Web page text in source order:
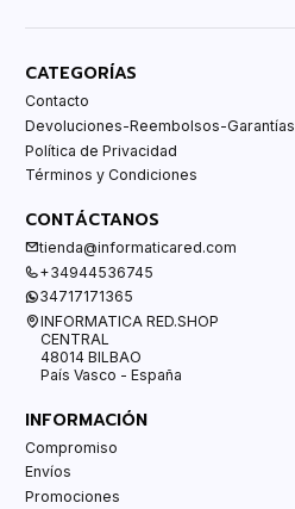
CATEGORÍAS
Contacto
Devoluciones-Reembolsos-Garantías
Política de Privacidad
Términos y Condiciones
CONTÁCTANOS
tienda@informaticared.com
+34944536745
34717171365
INFORMATICA RED.SHOP
CENTRAL
48014 BILBAO
País Vasco - España
INFORMACIÓN
Compromiso
Envíos
Promociones